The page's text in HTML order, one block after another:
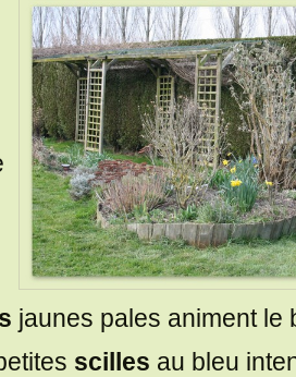
jaunes pales animent le
scilles au bleu